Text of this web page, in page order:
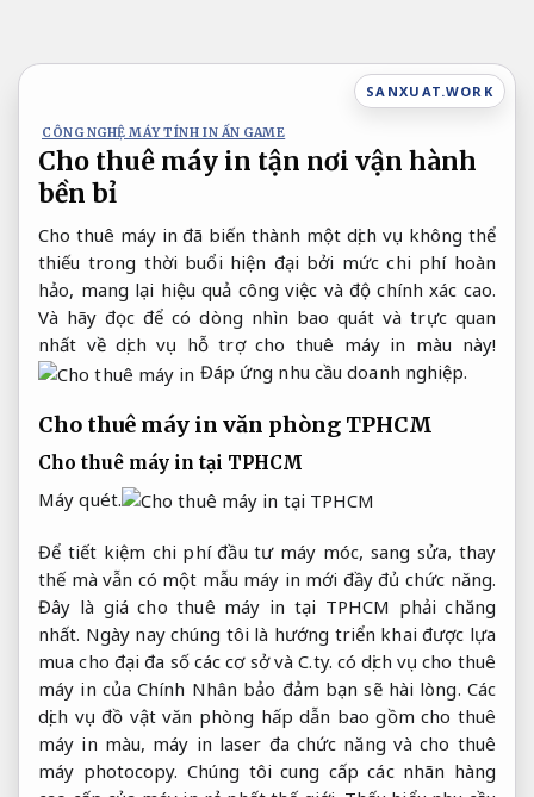
nội
SANXUAT.WORK
CÔNG NGHỆ MÁY TÍNH IN ẤN GAME
Cho thuê máy in tận nơi vận hành
bền bỉ
Cho thuê máy in đã biến thành một dịch vụ không thể
thiếu trong thời buổi hiện đại bởi mức chi phí hoàn
hảo, mang lại hiệu quả công việc và độ chính xác cao.
Và hãy đọc để có dòng nhìn bao quát và trực quan
nhất về dịch vụ hỗ trợ cho thuê máy in màu này!
Đáp ứng nhu cầu doanh nghiệp.
Cho thuê máy in văn phòng TPHCM
Cho thuê máy in tại TPHCM
Máy quét.
Để tiết kiệm chi phí đầu tư máy móc, sang sửa, thay
thế mà vẫn có một mẫu máy in mới đầy đủ chức năng.
Đây là giá cho thuê máy in tại TPHCM phải chăng
nhất. Ngày nay chúng tôi là hướng triển khai được lựa
mua cho đại đa số các cơ sở và C.ty. có dịch vụ cho thuê
máy in của Chính Nhân bảo đảm bạn sẽ hài lòng. Các
dịch vụ đồ vật văn phòng hấp dẫn bao gồm cho thuê
máy in màu, máy in laser đa chức năng và cho thuê
máy photocopy. Chúng tôi cung cấp các nhãn hàng